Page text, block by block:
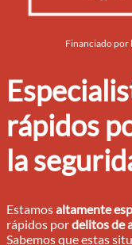
Financiado por
rápidos
la
Estamosaltamente
rápidos pordelitos de
Sabemos que estas